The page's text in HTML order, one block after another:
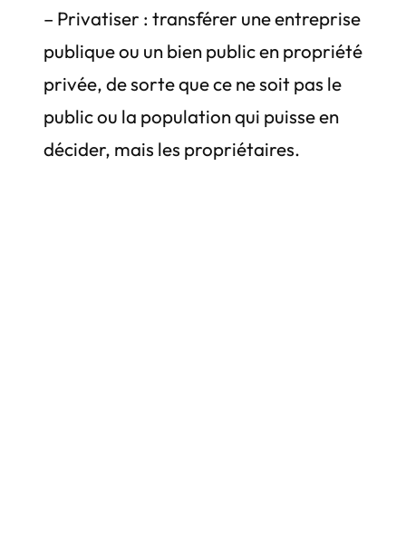
– Privatiser : transférer une entreprise
publique ou un bien public en propriété
privée, de sorte que ce ne soit pas le
public ou la population qui puisse en
décider, mais les propriétaires.